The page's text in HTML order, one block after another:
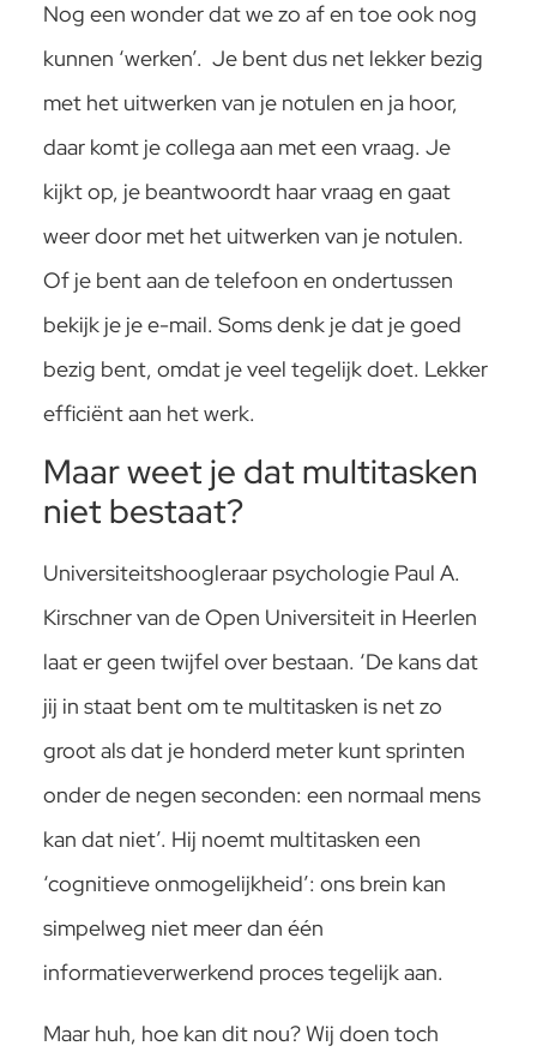
Nog een wonder dat we zo af en toe ook nog
kunnen ‘werken’. Je bent dus net lekker bezig
met het uitwerken van je notulen en ja hoor,
daar komt je collega aan met een vraag. Je
kijkt op, je beantwoordt haar vraag en gaat
weer door met het uitwerken van je notulen.
Of je bent aan de telefoon en ondertussen
bekijk je je e-mail. Soms denk je dat je goed
bezig bent, omdat je veel tegelijk doet. Lekker
efficiënt aan het werk.
Maar weet je dat multitasken
niet bestaat?
Universiteitshoogleraar psychologie Paul A.
Kirschner van de Open Universiteit in Heerlen
laat er geen twijfel over bestaan. ‘De kans dat
jij in staat bent om te multitasken is net zo
groot als dat je honderd meter kunt sprinten
onder de negen seconden: een normaal mens
kan dat niet’. Hij noemt multitasken een
‘cognitieve onmogelijkheid’: ons brein kan
simpelweg niet meer dan één
informatieverwerkend proces tegelijk aan.
Maar huh, hoe kan dit nou? Wij doen toch